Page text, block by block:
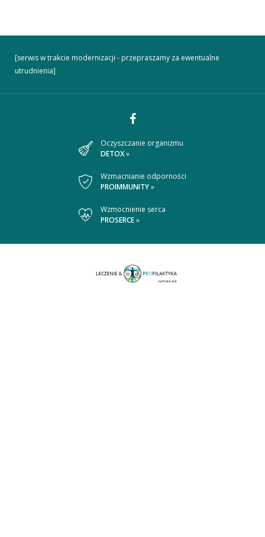
[serwis w trakcie modernizacji - przepraszamy za ewentualne
utrudnienia]
Dołącz
nas
Facebooku
Oczyszczanie organizmu
DETOX»
Wzmacnianie odporności
PROIMMUNITY»
Wzmocnienie serca
PROSERCE»